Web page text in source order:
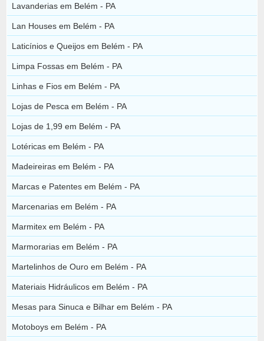
Lavanderias em Belém - PA
Lan Houses em Belém - PA
Laticínios e Queijos em Belém - PA
Limpa Fossas em Belém - PA
Linhas e Fios em Belém - PA
Lojas de Pesca em Belém - PA
Lojas de 1,99 em Belém - PA
Lotéricas em Belém - PA
Madeireiras em Belém - PA
Marcas e Patentes em Belém - PA
Marcenarias em Belém - PA
Marmitex em Belém - PA
Marmorarias em Belém - PA
Martelinhos de Ouro em Belém - PA
Materiais Hidráulicos em Belém - PA
Mesas para Sinuca e Bilhar em Belém - PA
Motoboys em Belém - PA